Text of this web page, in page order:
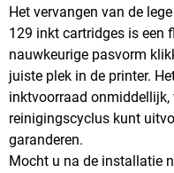
Het vervangen van de
129 inkt cartridges is een
nauwkeurige pasvorm
juiste plek in de printer.
inktvoorraad onmiddellijk,
reinigingscyclus kunt
garanderen.
Mocht u na de installatie